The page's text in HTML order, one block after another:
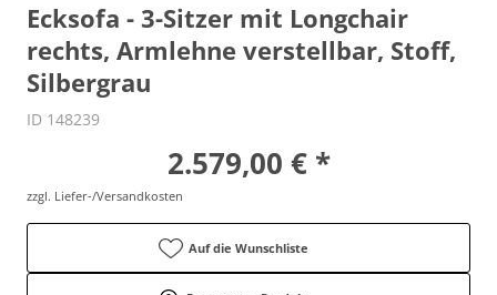
Ecksofa - 3-Sitzer mit Longchair
rechts, Armlehne verstellbar, Stoff,
Silbergrau
ID 148239
2.579,00 € *
zzgl. Liefer-/Versandkosten
Auf die Wunschliste